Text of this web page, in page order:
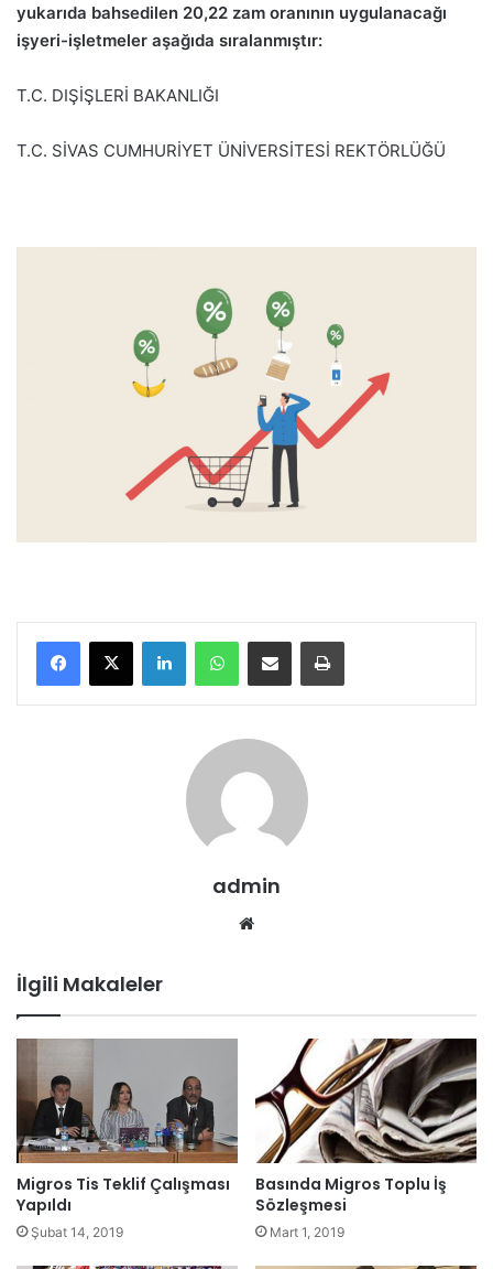
yukarıda bahsedilen 20,22 zam oranının uygulanacağı
işyeri-işletmeler aşağıda sıralanmıştır:
T.C. DIŞİŞLERİ BAKANLIĞI
T.C. SİVAS CUMHURİYET ÜNİVERSİTESİ REKTÖRLÜĞÜ
admin
İlgili Makaleler
Migros Tis Teklif Çalışması
Yapıldı
Şubat 14, 2019
Basında Migros Toplu İş
Sözleşmesi
Mart 1, 2019